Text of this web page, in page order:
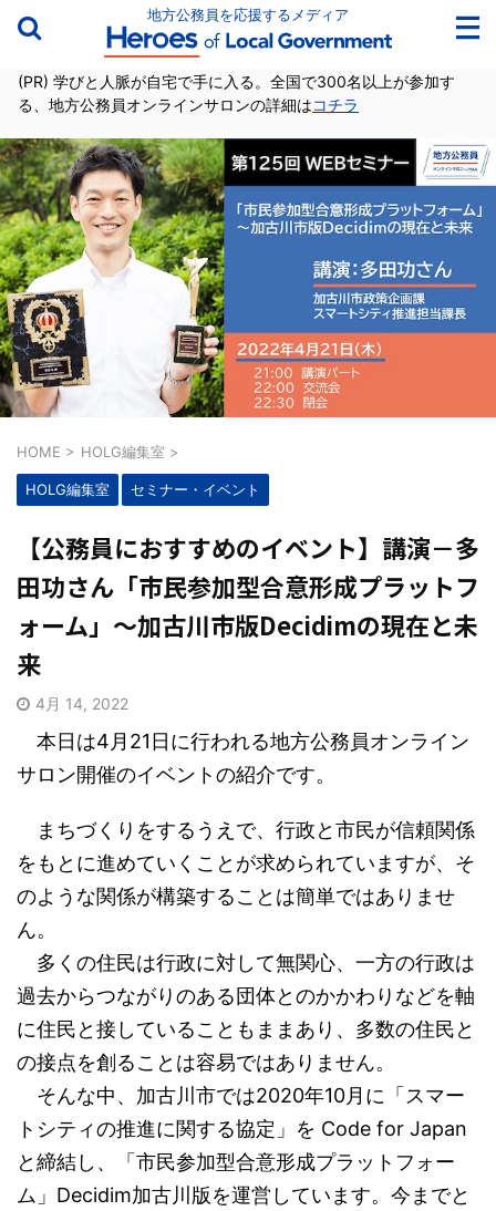
地方公務員を応援するメディア
(PR) 学びと人脈が自宅で手に入る。全国で300名以上が参加す
る、地方公務員オンラインサロンの詳細はコチラ
HOME > HOLG編集室 >
HOLG編集室 セミナー・イベント
【公務員におすすめのイベント】講演－多
田功さん「市民参加型合意形成プラットフ
ォーム」～加古川市版Decidimの現在と未
来
4月 14, 2022
本日は4月21日に行われる地方公務員オンライン
サロン開催のイベントの紹介です。
まちづくりをするうえで、行政と市民が信頼関係
をもとに進めていくことが求められていますが、そ
のような関係が構築することは簡単ではありませ
ん。
多くの住民は行政に対して無関心、一方の行政は
過去からつながりのある団体とのかかわりなどを軸
に住民と接していることもままあり、多数の住民と
の接点を創ることは容易ではありません。
そんな中、加古川市では2020年10月に「スマー
トシティの推進に関する協定」を Code for Japan
と締結し、「市民参加型合意形成プラットフォー
ム」Decidim加古川版を運営しています。今までと